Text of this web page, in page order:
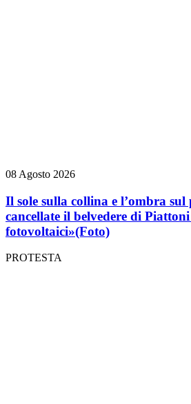
08 Agosto 2026
Il sole sulla collina e l’ombra sul
cancellate il belvedere di
fotovoltaici»(Foto)
PROTESTA